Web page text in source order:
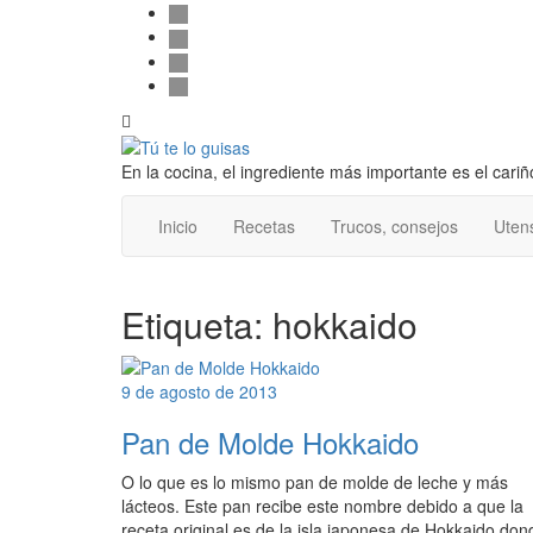
Follow
us
facebook
twitter
pinterest
instagram
la
cabecera
En la cocina, el ingrediente más importante es el
Inicio Recetas Trucos, consejos
Etiqueta: hokkaido
9 de agosto de 2013
Pan de Molde Hokkaido
O lo que es lo mismo pan de molde de leche y más
lácteos. Este pan recibe este nombre debido a que la